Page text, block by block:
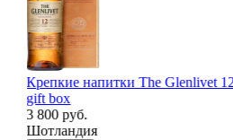
Крепкие напитки The Glenlivet
gift box
3 800 руб.
Шотландия